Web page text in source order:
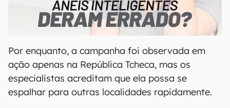
00:00/21:11
Por enquanto, a campanha foi observada em
ação apenas na República Tcheca, mas os
especialistas acreditam que ela possa se
espalhar para outras localidades rapidamente.